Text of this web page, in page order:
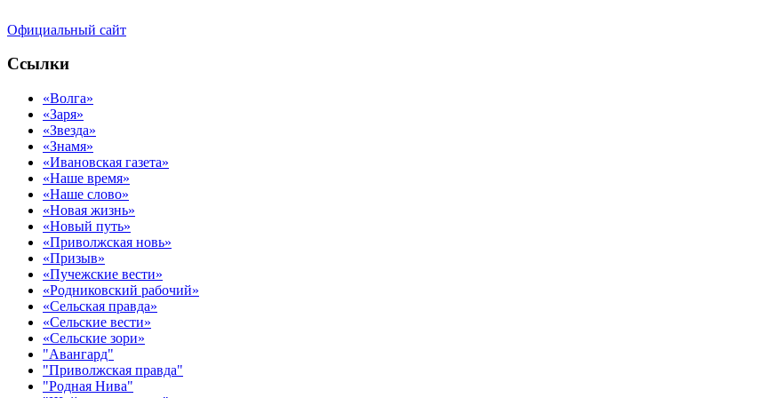
Официальный сайт
Ссылки
«Волга»
«Заря»
«Звезда»
«Знамя»
«Ивановская газета»
«Наше время»
«Наше слово»
«Новая жизнь»
«Новый путь»
«Приволжская новь»
«Призыв»
«Пучежские вести»
«Родниковский рабочий»
«Сельская правда»
«Сельские вести»
«Сельские зори»
"Авангард"
"Приволжская правда"
"Родная Нива"